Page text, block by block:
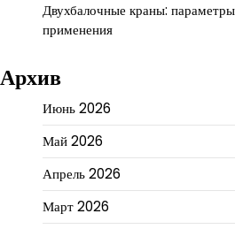
Двухбалочные краны:
применения
Архив
Июнь 2026
Май 2026
Апрель 2026
Март 2026